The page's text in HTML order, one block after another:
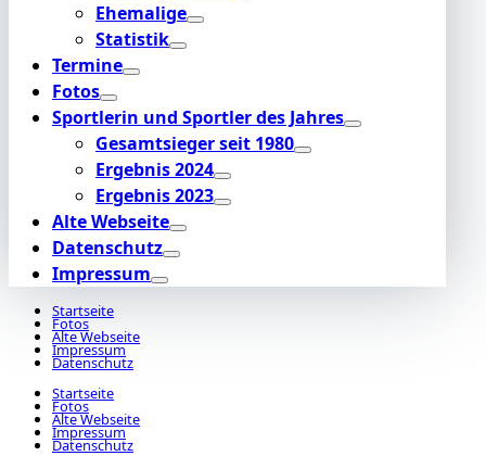
Ehemalige
Statistik
Termine
Fotos
Sportlerin und Sportler des Jahres
Gesamtsieger seit 1980
Ergebnis 2024
Ergebnis 2023
Alte Webseite
Datenschutz
Impressum
Startseite
Fotos
Alte Webseite
Impressum
Datenschutz
Startseite
Fotos
Alte Webseite
Impressum
Datenschutz